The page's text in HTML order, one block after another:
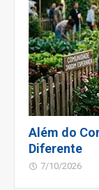
Além do
Diferente
7/10/2026